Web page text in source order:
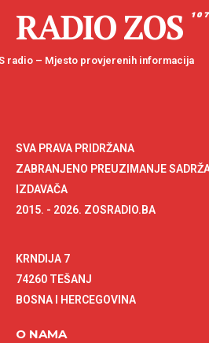
RADIO ZOS
radio – Mjesto provjerenih informacija
SVA PRAVA PRIDRŽANA
ZABRANJENO PREUZIMANJE
IZDAVAČA
2015. - 2026. ZOSRADIO.BA
KRNDIJA 7
74260 TEŠANJ
BOSNA I HERCEGOVINA
O NAMA